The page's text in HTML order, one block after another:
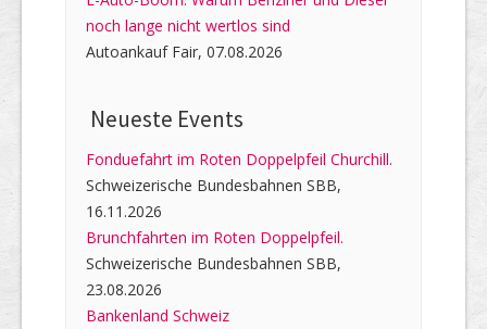
noch lange nicht wertlos sind
Autoankauf Fair, 07.08.2026
Neueste Events
Fonduefahrt im Roten Doppelpfeil Churchill.
Schweizerische Bundesbahnen SBB,
16.11.2026
Brunchfahrten im Roten Doppelpfeil.
Schweizerische Bundesbahnen SBB,
23.08.2026
Bankenland Schweiz